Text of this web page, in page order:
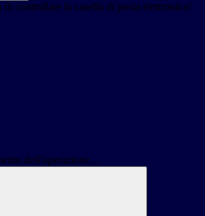
controllare la casella di posta elettronica!
dell'operazione...